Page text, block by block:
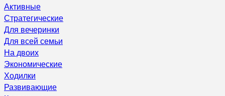
Активные
Стратегические
Для вечеринки
Для всей семьи
На двоих
Экономические
Ходилки
Развивающие